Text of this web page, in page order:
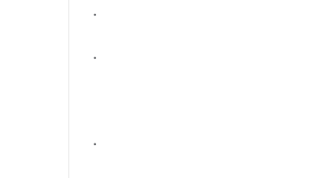
.
.
.